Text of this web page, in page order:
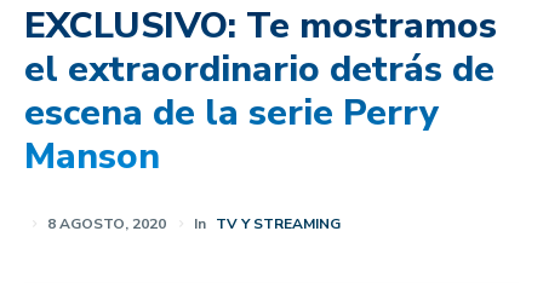
EXCLUSIVO: Te mostramos
el extraordinario detrás de
escena de la serie Perry
Manson
8 AGOSTO, 2020 In TV Y STREAMING